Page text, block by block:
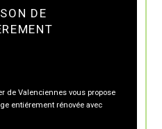
DE
de Valenciennes vous propose
entiérement rénovée avec